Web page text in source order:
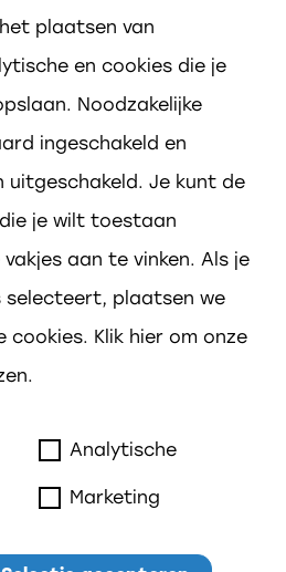
plaatsen van
en cookies die je
Noodzakelijke
ingeschakeld en
uitgeschakeld. Je kunt de
je wilt toestaan
aan te vinken. Als je
selecteert, plaatsen we
cookies. Klik hier om onze
Analytische
Marketing